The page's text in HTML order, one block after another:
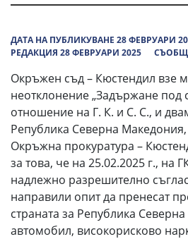
ДАТА НА ПУБЛИКУВАНЕ 28 ФЕВРУАРИ
РЕДАКЦИЯ 28 ФЕВРУАРИ 2025
Окръжен съд – Кюстендил взе
неотклонение „Задържане под
отношение на Г. К. и С. С., и
Република Северна
Окръжна прокуратура –
за това, че на 25.02.2025 г., на
надлежно разрешително
направили опит да пренесат
страната за Република
автомобил, високорисково